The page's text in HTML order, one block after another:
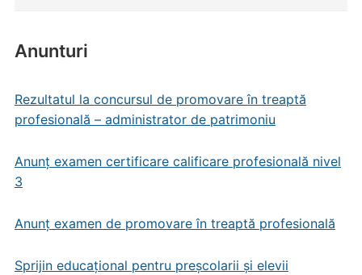
Anunturi
Rezultatul la concursul de promovare în treaptă
profesională – administrator de patrimoniu
Anunț examen certificare calificare profesională nivel
3
Anunț examen de promovare în treaptă profesională
Sprijin educațional pentru preșcolarii și elevii